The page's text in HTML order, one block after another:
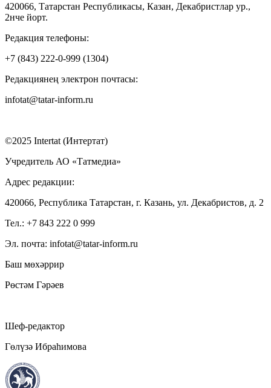
420066, Татарстан Республикасы, Казан, Декабристлар ур.,
2нче йорт.
Редакция телефоны:
+7 (843) 222-0-999 (1304)
Редакциянең электрон почтасы:
infotat@tatar-inform.ru
©2025 Intertat (Интертат)
Учредитель АО «Татмедиа»
Адрес редакции:
420066, Республика Татарстан, г. Казань, ул. Декабристов, д. 2
Тел.: +7 843 222 0 999
Эл. почта: infotat@tatar-inform.ru
Баш мөхәррир
Рөстәм Гәрәев
Шеф-редактор
Гөлүзә Ибраһимова